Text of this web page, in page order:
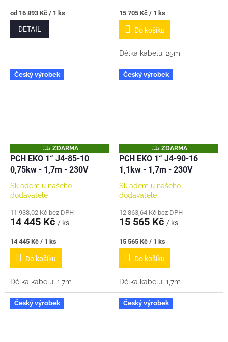
Měrná
cena:
od 16 893 Kč / 1 ks
DETAIL
Měrná
cena:
15 705 Kč / 1 ks
Do košíku
Délka kabelu: 25m
Český výrobek
Z
D
R
M
A
ZDARMA
PCH EKO 1“ J4-85-10
0,75kw - 1,7m - 230V
Skladem u našeho
dodavatele
11 938,02 Kč bez DPH
14 445 Kč / ks
Měrná
cena:
14 445 Kč / 1 ks
Do košíku
Délka kabelu: 1,7m
Český výrobek
Z
D
R
A
ZDARMA
PCH EKO 1“ J4-90-16
1,1kw - 1,7m - 230V
Skladem u našeho
dodavatele
12 863,64 Kč bez DPH
15 565 Kč / ks
Měrná
cena:
15 565 Kč / 1 ks
Do košíku
Délka kabelu: 1,7m
Český výrobek Český výrobek